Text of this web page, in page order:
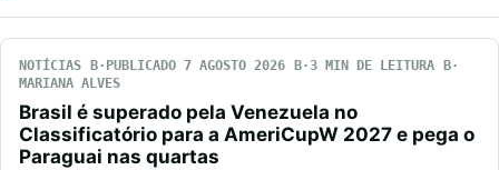
NOTÍCIAS PUBLICADO 7 AGOSTO 2026
3 MIN DE LEITURA
MARIANA ALVES
Brasil é superado pela Venezuela no
Classificatório para a AmeriCupW 2027 e pega o
Paraguai nas quartas